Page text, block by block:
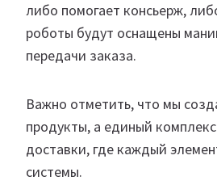
либо помогает консьерж,
роботы будут оснащены
передачи заказа.
Важно отметить, что мы
продукты, а единый
доставки, где каждый
системы.